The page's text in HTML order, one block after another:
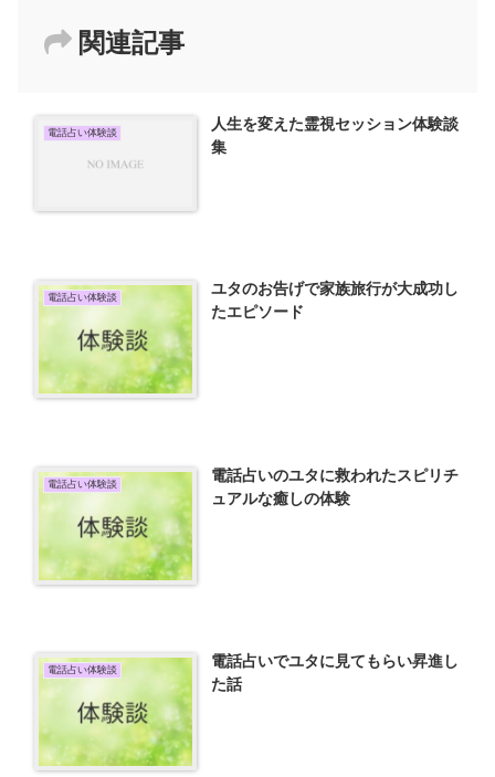
関連記事
電話占い体験談
人生を変えた霊視セッション体験談
集
電話占い体験談
ユタのお告げで家族旅行が大成功し
たエピソード
電話占い体験談
電話占いのユタに救われたスピリチ
ュアルな癒しの体験
電話占い体験談
電話占いでユタに見てもらい昇進し
た話